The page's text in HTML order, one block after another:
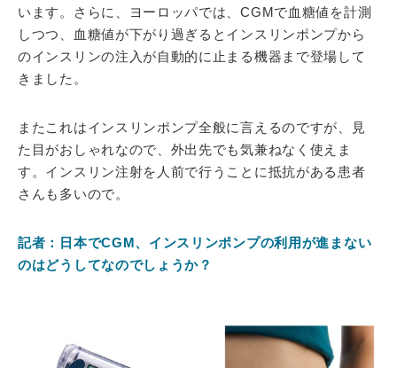
います。さらに、ヨーロッパでは、CGMで血糖値を計測
しつつ、血糖値が下がり過ぎるとインスリンポンプから
のインスリンの注入が自動的に止まる機器まで登場して
きました。
またこれはインスリンポンプ全般に言えるのですが、見
た目がおしゃれなので、外出先でも気兼ねなく使えま
す。インスリン注射を人前で行うことに抵抗がある患者
さんも多いので。
記者：日本でCGM、インスリンポンプの利用が進まない
のはどうしてなのでしょうか？